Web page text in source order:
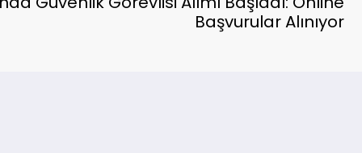
Başvurular Alınıyor